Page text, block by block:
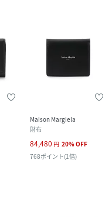
Maison Margiela
財布
84,480 円 20%OFF
768ポイント(1倍)